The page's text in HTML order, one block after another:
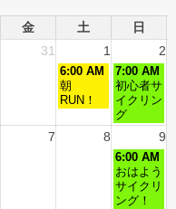
金 土
日
31 1 2
6:00 AM
朝
RUN！
7:00 AM
初心者サ
イクリン
グ
7 8 9
6:00 AM
おはよう
サイクリ
ング！